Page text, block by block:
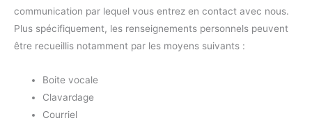
communication par lequel vous entrez en contact avec nous.
Plus spécifiquement, les renseignements personnels peuvent
être recueillis notamment par les moyens suivants :
Boite vocale
Clavardage
Courriel